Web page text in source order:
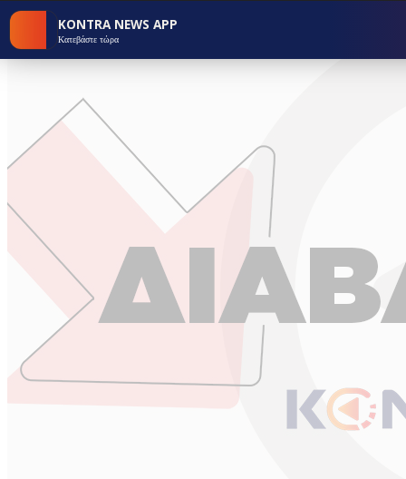
KONTRA NEWS APP
Κατεβάστε τώρα